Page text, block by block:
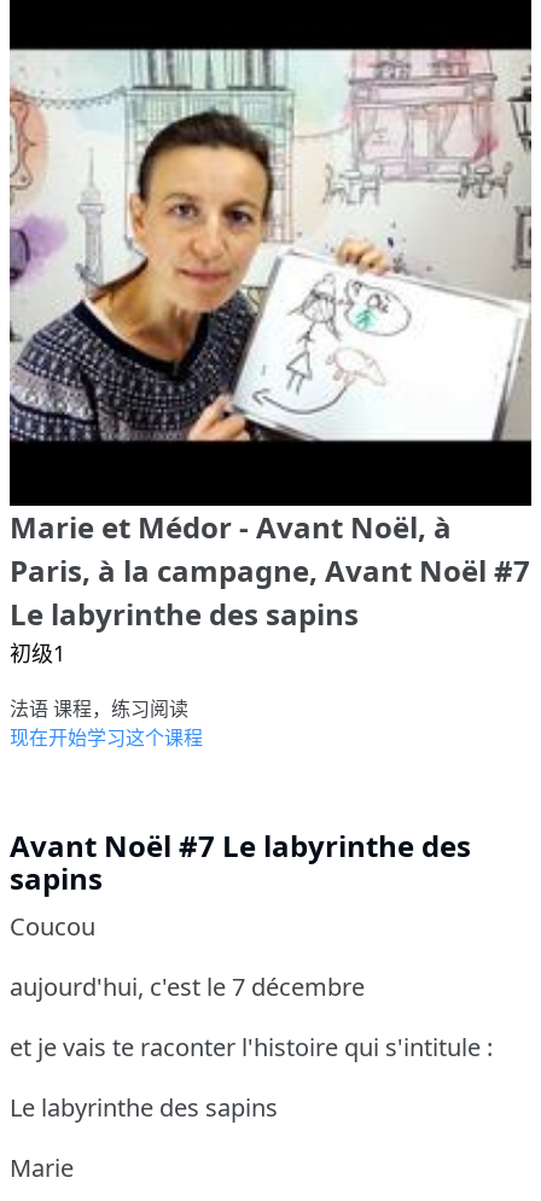
Marie et Médor - Avant Noël, à
Paris, à la campagne, Avant Noël #7
Le labyrinthe des sapins
初级1
法语 课程，练习阅读
现在开始学习这个课程
Avant Noël #7 Le labyrinthe des
sapins
Coucou
aujourd'hui, c'est le 7 décembre
et je vais te raconter l'histoire qui s'intitule :
Le labyrinthe des sapins
Marie